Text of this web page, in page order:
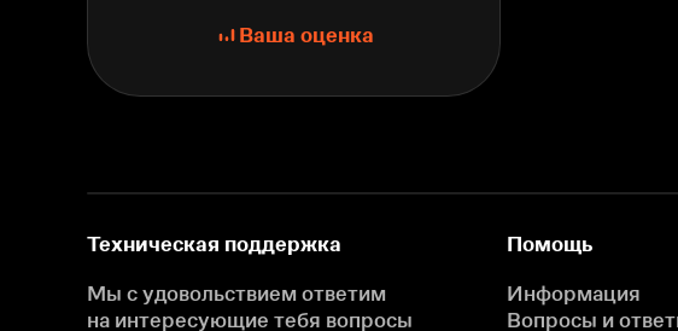
Ваша оценка
Техническая поддержка
Мы с удовольствием ответим
на интересующие тебя вопросы
Помощь
Информация
Вопросы и